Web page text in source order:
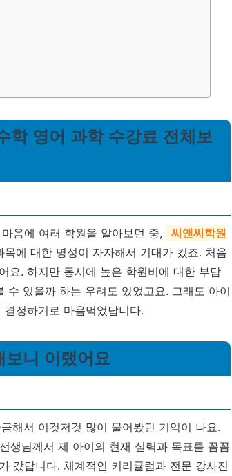
학 영어 과학 수강료 전체보
음에 여러 학원을 알아보던 중,
씨앤씨학원
에 대한 명성이 자자해서 기대가 컸죠. 처음
요. 하지만 동시에 높은 학원비에 대한 부담
있을까 하는 우려도 있었고요. 그래도 아이
정하기로 마음먹었답니다.
보니 이랬어요
해서 이것저것 많이 물어봤던 기억이 나요.
생님께서 제 아이의 현재 실력과 목표를 꼼꼼
갔답니다. 체계적인 커리큘럼과 전문 강사진